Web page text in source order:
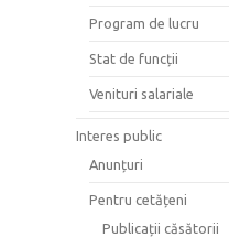
Program de lucru
Stat de funcții
Venituri salariale
Interes public
Anunțuri
Pentru cetățeni
Publicații căsătorii